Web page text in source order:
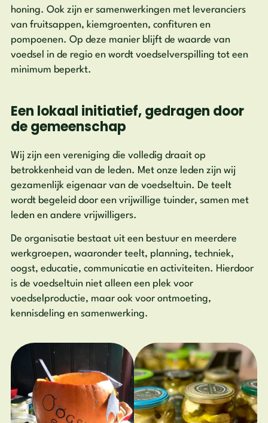
honing. Ook zijn er samenwerkingen met leveranciers
van fruitsappen, kiemgroenten, confituren en
pompoenen. Op deze manier blijft de waarde van
voedsel in de regio en wordt voedselverspilling tot een
minimum beperkt.
Een lokaal initiatief, gedragen door
de gemeenschap
Wij zijn een vereniging die volledig draait op
betrokkenheid van de leden. Met onze leden zijn wij
gezamenlijk eigenaar van de voedseltuin. De teelt
wordt begeleid door een vrijwillige tuinder, samen met
leden en andere vrijwilligers.
De organisatie bestaat uit een bestuur en meerdere
werkgroepen, waaronder teelt, planning, techniek,
oogst, educatie, communicatie en activiteiten. Hierdoor
is de voedseltuin niet alleen een plek voor
voedselproductie, maar ook voor ontmoeting,
kennisdeling en samenwerking.